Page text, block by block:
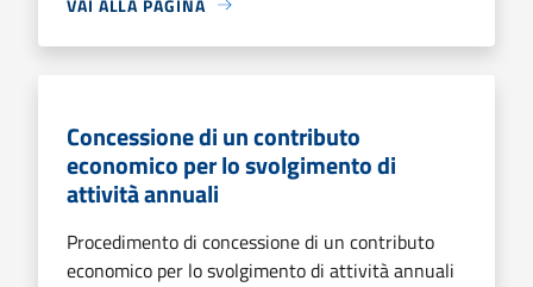
Concessione di un contributo
economico per lo svolgimento di
attività annuali
Procedimento di concessione di un contributo
economico per lo svolgimento di attività annuali